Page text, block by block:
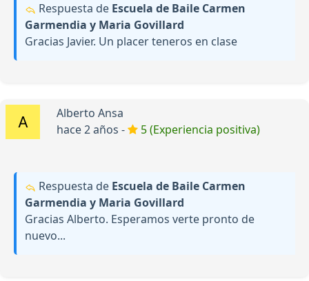
Respuesta de Escuela de Baile Carmen
Garmendia y Maria Govillard
Gracias Javier. Un placer teneros en clase
Alberto Ansa
hace 2 años -
5 (Experiencia positiva)
Respuesta de Escuela de Baile Carmen
Garmendia y Maria Govillard
Gracias Alberto. Esperamos verte pronto de
nuevo...